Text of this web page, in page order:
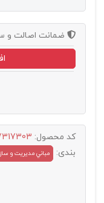
ضمانت اصالت و
کد محصول:
بندی:
مباني مديريت و